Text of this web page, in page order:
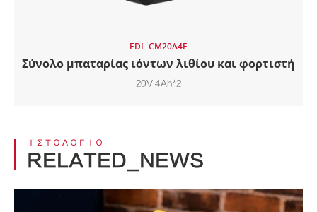
EDL-CM20A4E
Σύνολο μπαταρίας ιόντων λιθίου και φορτιστή
20V 4Ah*2
ΙΣΤΟΛΌΓΙΟ
RELATED_NEWS